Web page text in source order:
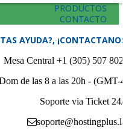
PRODUCTOS
CONTACTO
AYUDA?,
Mesa Central +1 (305) 507
de las 8 a las 20h - (GMT-
Soporte via Ticket